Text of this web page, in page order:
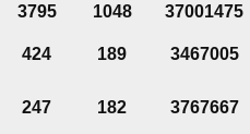
3795 1048
37001475
424 189 3467005
247 182 3767667